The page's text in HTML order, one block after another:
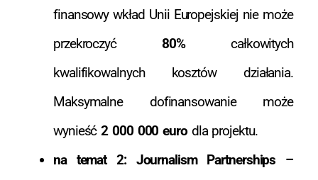
finansowy wkład Unii Europejskiej nie może
przekroczyć 80%całkowitych
kwalifikowalnych kosztów działania.
Maksymalne dofinansowanie może
wynieść2 000 000 eurodla projektu.
na temat 2: Journalism Partnerships –